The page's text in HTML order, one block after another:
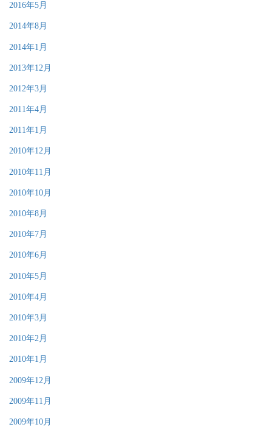
2016年5月
2014年8月
2014年1月
2013年12月
2012年3月
2011年4月
2011年1月
2010年12月
2010年11月
2010年10月
2010年8月
2010年7月
2010年6月
2010年5月
2010年4月
2010年3月
2010年2月
2010年1月
2009年12月
2009年11月
2009年10月